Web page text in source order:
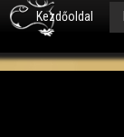
Kezdőoldal